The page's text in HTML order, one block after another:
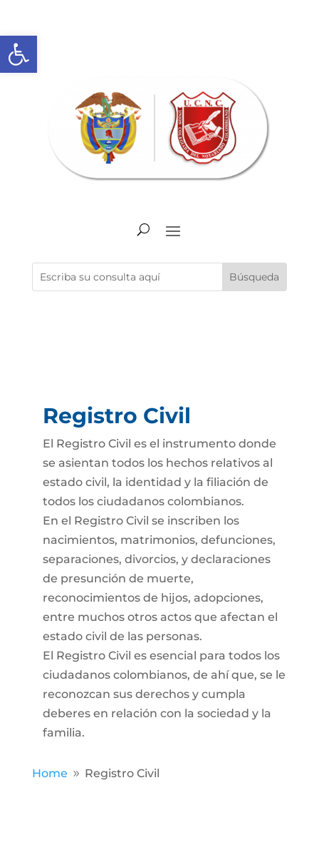
Abrir barra de herramientas
Registro Civil
El Registro Civil es el instrumento donde
se asientan todos los hechos relativos al
estado civil, la identidad y la filiación de
todos los ciudadanos colombianos.
En el Registro Civil se inscriben los
nacimientos, matrimonios, defunciones,
separaciones, divorcios, y declaraciones
de presunción de muerte,
reconocimientos de hijos, adopciones,
entre muchos otros actos que afectan el
estado civil de las personas.
El Registro Civil es esencial para todos los
ciudadanos colombianos, de ahí que, se le
reconozcan sus derechos y cumpla
deberes en relación con la sociedad y la
familia.
Home 9 Registro Civil